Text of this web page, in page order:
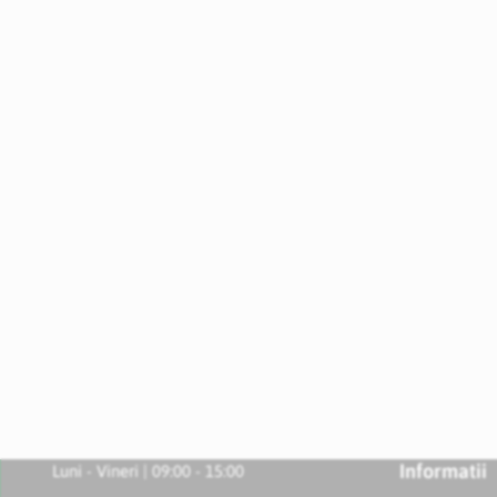
Luni - Vineri | 09:00 - 15:00 Informatii